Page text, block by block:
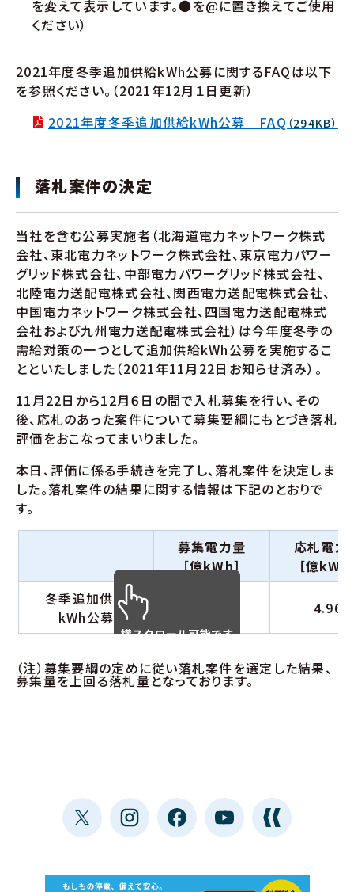
を変えて表示しています。●を@に置き換えてご使用
ください）
2021年度冬季追加供給kWh公募に関するFAQは以下
を参照ください。（2021年12月１日更新）
2021年度冬季追加供給kWh公募 FAQ （294KB）
落札案件の決定
当社を含む公募実施者（北海道電力ネットワーク株式
会社、東北電力ネットワーク株式会社、東京電力パワー
グリッド株式会社、中部電力パワーグリッド株式会社、
北陸電力送配電株式会社、関西電力送配電株式会社、
中国電力ネットワーク株式会社、四国電力送配電株式
会社および九州電力送配電株式会社）は今年度冬季の
需給対策の一つとして追加供給kWh公募を実施するこ
とといたしました（2021年11月22日お知らせ済み）。
11月22日から12月６日の間で入札募集を行い、その
後、応札のあった案件について募集要綱にもとづき落札
評価をおこなってまいりました。
本日、評価に係る手続きを完了し、落札案件を決定しま
した。落札案件の結果に関する情報は下記のとおりで
す。
募集電力量
［億kWh］
応札電力
［億kWh
冬季追加供給
kWh公募
4.96
（注）募集要綱の定めに従い落札案件を選定した結果、
募集量を上回る落札量となっております。